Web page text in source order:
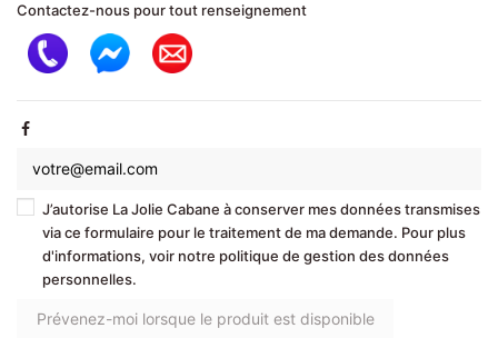
Contactez-nous pour tout renseignement
J’autorise La Jolie Cabane à conserver mes données transmises
via ce formulaire pour le traitement de ma demande. Pour plus
d'informations, voir notre politique de gestion des données
personnelles.